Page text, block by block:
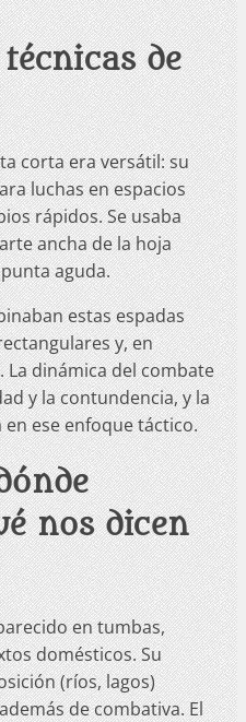
de
corta era versátil: su
luchas en espacios
rápidos. Se usaba
ancha de la hoja
aguda.
estas espadas
y, en
La dinámica del combate
y la contundencia, y la
ese enfoque táctico.
nos dicen
en tumbas,
domésticos. Su
(ríos, lagos)
de combativa. El